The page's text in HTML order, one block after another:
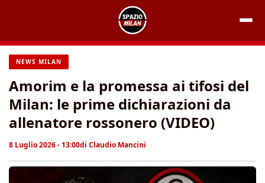
contenuto
NEWS MILAN
Amorim e la promessa ai tifosi del
Milan: le prime dichiarazioni da
allenatore rossonero (VIDEO)
8 Luglio 2026 - 13:00di Claudio Mancini